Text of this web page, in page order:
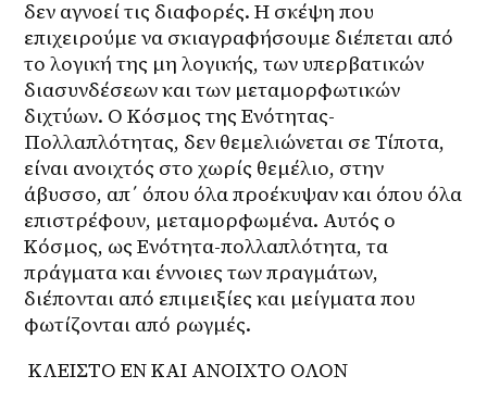
δεν αγνοεί τις διαφορές. Η σκέψη που
επιχειρούμε να σκιαγραφήσουμε διέπεται από
το λογική της μη λογικής, των υπερβατικών
διασυνδέσεων και των μεταμορφωτικών
διχτύων. Ο Κόσμος της Ενότητας-
Πολλαπλότητας, δεν θεμελιώνεται σε Τίποτα,
είναι ανοιχτός στο χωρίς θεμέλιο, στην
άβυσσο, απ΄ όπου όλα προέκυψαν και όπου όλα
επιστρέφουν, μεταμορφωμένα. Αυτός ο
Κόσμος, ως Ενότητα-πολλαπλότητα, τα
πράγματα και έννοιες των πραγμάτων,
διέπονται από επιμειξίες και μείγματα που
φωτίζονται από ρωγμές.
ΚΛΕΙΣΤΟ ΕΝ ΚΑΙ ΑΝΟΙΧΤΟ ΟΛΟΝ